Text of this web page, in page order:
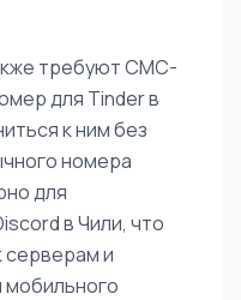
требуют СМС-
для Tinder в
к ним без
номера
для
в Чили, что
серверам и